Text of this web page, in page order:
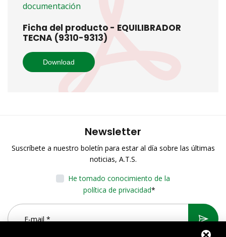
documentación
Ficha del producto - EQUILIBRADOR
TECNA (9310-9313)
Download
Newsletter
Suscríbete a nuestro boletín para estar al día sobre las últimas
noticias, A.T.S.
He tomado conocimiento de la
política de privacidad*